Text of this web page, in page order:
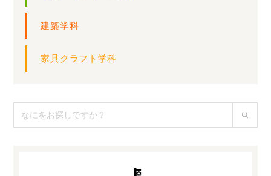
建築学科
家具クラフト学科